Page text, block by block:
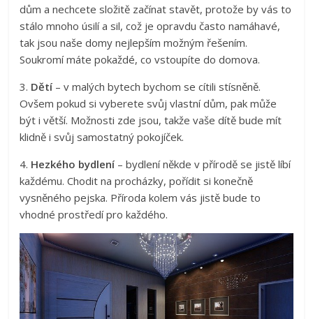
dům a nechcete složitě začínat stavět, protože by vás to
stálo mnoho úsilí a sil, což je opravdu často namáhavé,
tak jsou naše domy nejlepším možným řešením.
Soukromí máte pokaždé, co vstoupíte do domova.
3. Dětí – v malých bytech bychom se cítili stísněně.
Ovšem pokud si vyberete svůj vlastní dům, pak může
být i větší. Možnosti zde jsou, takže vaše dítě bude mít
klidně i svůj samostatný pokojíček.
4. Hezkého bydlení– bydlení někde v přírodě se jistě líbí
každému. Chodit na procházky, pořídit si konečně
vysněného pejska. Příroda kolem vás jistě bude to
vhodné prostředí pro každého.